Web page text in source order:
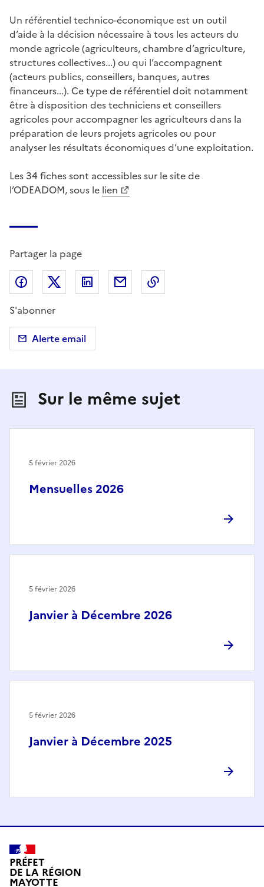
Un référentiel technico-économique est un outil
d’aide à la décision nécessaire à tous les acteurs du
monde agricole (agriculteurs, chambre d’agriculture,
structures collectives...) ou qui l’accompagnent
(acteurs publics, conseillers, banques, autres
financeurs...). Ce type de référentiel doit notamment
être à disposition des techniciens et conseillers
agricoles pour accompagner les agriculteurs dans la
préparation de leurs projets agricoles ou pour
analyser les résultats économiques d’une exploitation.
Les 34 fiches sont accessibles sur le site de
l’ODEADOM, sous le lien
Partager la page
Partager sur Facebook
Partager sur X (anciennement Twitter)
Partager sur LinkedIn
Partager par email
S'abonner
Alerte email
Sur le même sujet
Mensuelles 2026
5 février 2026
Janvier à Décembre 2026
5 février 2026
Janvier à Décembre 2025
5 février 2026
PRÉFET
DE LA RÉGION
MAYOTTE